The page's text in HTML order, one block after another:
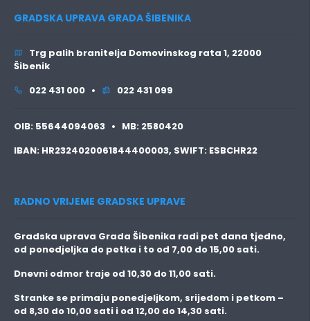
GRADSKA UPRAVA GRADA ŠIBENIKA
Trg palih branitelja Domovinskog rata 1, 22000
Šibenik
022 431 000 •
022 431 099
OIB: 55644094063 • MB: 2580420
IBAN: HR2324020061844400003, SWIFT: ESBCHR22
RADNO VRIJEME GRADSKE UPRAVE
Gradska uprava Grada Šibenika radi pet dana tjedno,
od ponedjeljka do petka i to od 7,00 do 15,00 sati.
Dnevni odmor traje od 10,30 do 11,00 sati.
Stranke se primaju ponedjeljkom, srijedom i petkom –
od 8,30 do 10,00 sati i od 12,00 do 14,30 sati.